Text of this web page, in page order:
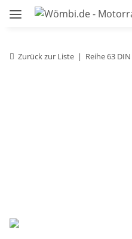
Zurück zur Liste Reihe 63